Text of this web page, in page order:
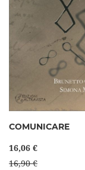
COMUNICARE
16,06 €
16,90 €